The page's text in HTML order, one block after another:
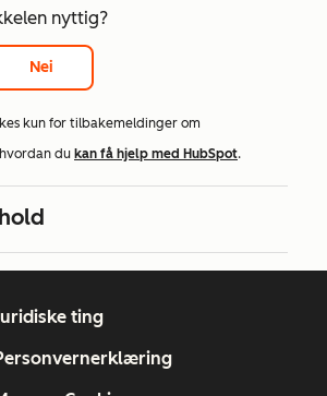
nyttig?
Nei
kun for tilbakemeldinger om
du kan få hjelp med HubSpot.
ting